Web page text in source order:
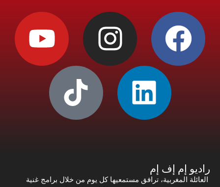
راديو إم إف إم
العائلة المغربية، ترافق مستمعيها كل يوم من خلال برامج غنية